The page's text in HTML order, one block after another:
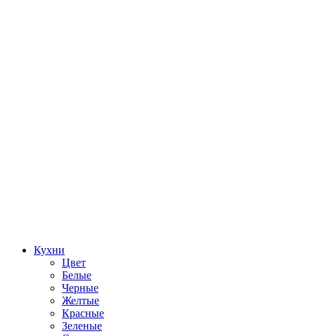
Кухни
Цвет
Белые
Черные
Желтые
Красные
Зеленые